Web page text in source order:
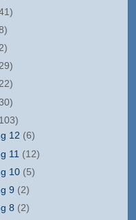
12 (6)
11 (12)
10 (5)
9 (2)
8 (2)